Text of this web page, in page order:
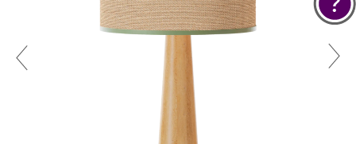
POMOĆ PRI KUPOVINI
Za više informacija, pomoć i